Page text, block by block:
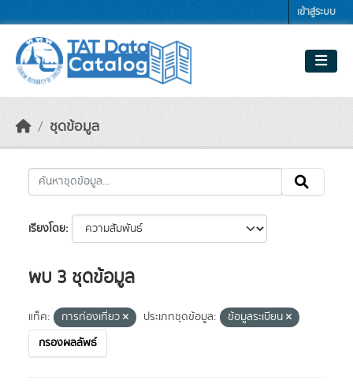
เข้าสู่ระบบ
ชุดข้อมูล
เรียงโดย
พบ 3 ชุดข้อมูล
แท็ค: การท่องเที่ยว ประเภทชุดข้อมูล:
ข้อมูลระเบียน
กรองผลลัพธ์